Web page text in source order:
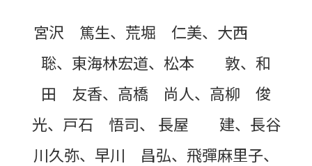
宮沢 篤生、荒堀 仁美、大西
聡、東海林宏道、松本 敦、和
田 友香、高橋 尚人、高柳 俊
光、戸石 悟司、 長屋 建、長谷
川久弥、早川 昌弘、飛彈麻里子、